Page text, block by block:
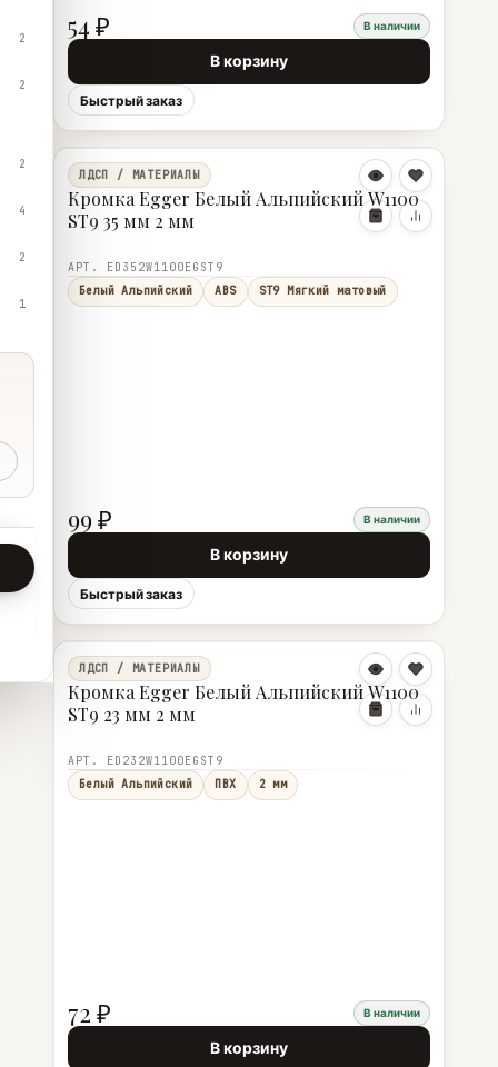
2
2
2
4
2
1
54 ₽ В наличии
В корзину
Быстрый заказ
ЛДСП / МАТЕРИАЛЫ
Кромка Egger Белый Альпийский W1100
ST9 35 мм 2 мм
АРТ. ED352W1100EGST9
Белый Альпийский
ABS ST9 Мягкий матовый
99 ₽ В наличии
В корзину
Быстрый заказ
ЛДСП / МАТЕРИАЛЫ
Кромка Egger Белый Альпийский W1100
ST9 23 мм 2 мм
АРТ. ED232W1100EGST9
Белый Альпийский
ПВХ 2 мм
72 ₽ В наличии
В корзину